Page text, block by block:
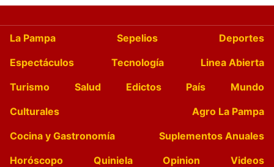
La Pampa Sepelios
Deportes
Espectáculos
Tecnología
Linea Abierta
Turismo
Salud Edictos País
Mundo
Culturales
Agro La Pampa
Cocina y Gastronomía
Suplementos Anuales
Horóscopo
Quiniela Opinion
Videos